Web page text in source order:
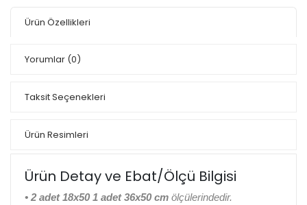
Ürün Özellikleri
Yorumlar (0)
Taksit Seçenekleri
Ürün Resimleri
Ürün Detay ve Ebat/Ölçü Bilgisi
• 2 adet 18x50 1 adet 36x50 cm ölçülerindedir.